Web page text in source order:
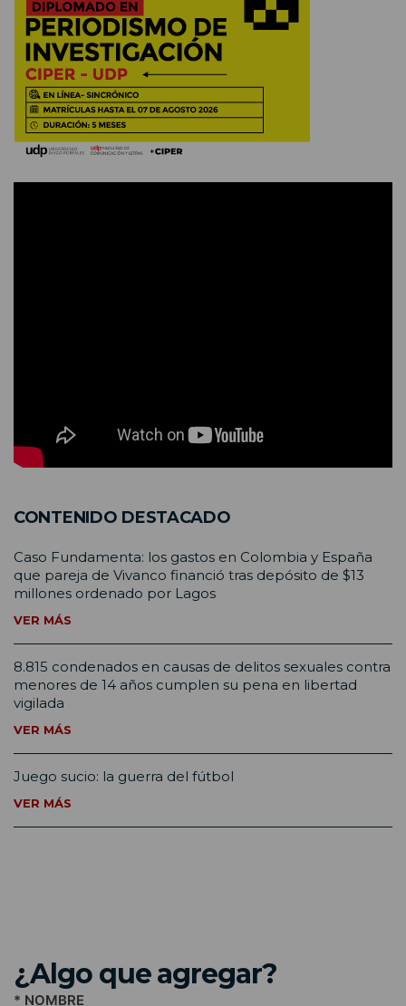
CONTENIDO DESTACADO
Caso Fundamenta: los gastos en Colombia y España
que pareja de Vivanco financió tras depósito de $13
millones ordenado por Lagos
VER MÁS
8.815 condenados en causas de delitos sexuales contra
menores de 14 años cumplen su pena en libertad
vigilada
VER MÁS
Juego sucio: la guerra del fútbol
VER MÁS
¿Algo que agregar?
* NOMBRE